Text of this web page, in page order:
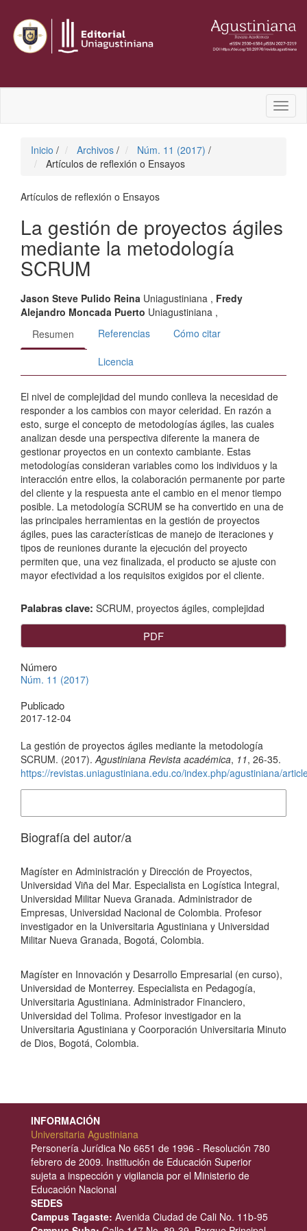
Inicio / Archivos / Núm. 11 (2017) /
Artículos de reflexión o Ensayos
Artículos de reflexión o Ensayos
La gestión de proyectos ágiles
mediante la metodología
SCRUM
Jason Steve Pulido Reina Uniagustiniana , Fredy
Alejandro Moncada Puerto Uniagustiniana ,
Resumen
Referencias Cómo citar
Licencia
El nivel de complejidad del mundo conlleva la necesidad de
responder a los cambios con mayor celeridad. En razón a
esto, surge el concepto de metodologías ágiles, las cuales
analizan desde una perspectiva diferente la manera de
gestionar proyectos en un contexto cambiante. Estas
metodologías consideran variables como los individuos y la
interacción entre ellos, la colaboración permanente por parte
del cliente y la respuesta ante el cambio en el menor tiempo
posible. La metodología SCRUM se ha convertido en una de
las principales herramientas en la gestión de proyectos
ágiles, pues las características de manejo de iteraciones y
tipos de reuniones durante la ejecución del proyecto
permiten que, una vez finalizada, el producto se ajuste con
mayor efectividad a los requisitos exigidos por el cliente.
Palabras clave: SCRUM, proyectos ágiles, complejidad
PDF
Número
Núm. 11 (2017)
Publicado
2017-12-04
La gestión de proyectos ágiles mediante la metodología
SCRUM. (2017).Agustiniana Revista académica, 11, 26-35.
https://revistas.uniagustiniana.edu.co/index.php/agustiniana/
Biografía del autor/a
Magíster en Administración y Dirección de Proyectos,
Universidad Viña del Mar. Especialista en Logística Integral,
Universidad Militar Nueva Granada. Administrador de
Empresas, Universidad Nacional de Colombia. Profesor
investigador en la Universitaria Agustiniana y Universidad
Militar Nueva Granada, Bogotá, Colombia.
Magíster en Innovación y Desarrollo Empresarial (en curso),
Universidad de Monterrey. Especialista en Pedagogía,
Universitaria Agustiniana. Administrador Financiero,
Universidad del Tolima. Profesor investigador en la
Universitaria Agustiniana y Coorporación Universitaria Minuto
de Dios, Bogotá, Colombia.
INFORMACIÓN
Universitaria Agustiniana
Personería Jurídica No 6651 de 1996 - Resolución 780
febrero de 2009. Institución de Educación Superior
sujeta a inspección y vigilancia por el Ministerio de
Educación Nacional
SEDES
Campus Tagaste: Avenida Ciudad de Cali No. 11b-95